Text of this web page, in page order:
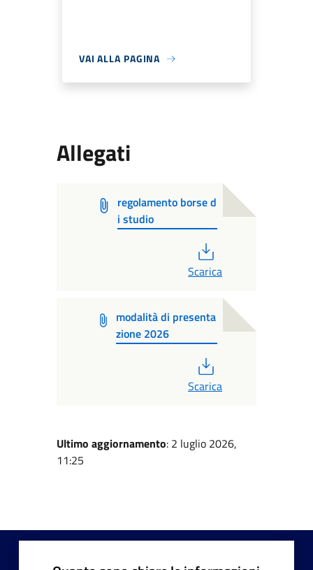
VAI ALLA PAGINA
Allegati
regolamento borse d
i studio
Scarica
modalità di presenta
zione 2026
Scarica
Ultimo aggiornamento: 2 luglio 2026,
11:25